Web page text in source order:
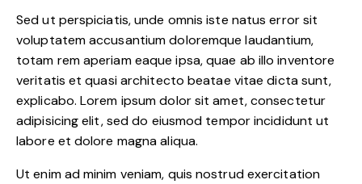
Sed ut perspiciatis, unde omnis iste natus error sit
voluptatem accusantium doloremque laudantium,
totam rem aperiam eaque ipsa, quae ab illo inventore
veritatis et quasi architecto beatae vitae dicta sunt,
explicabo. Lorem ipsum dolor sit amet, consectetur
adipisicing elit, sed do eiusmod tempor incididunt ut
labore et dolore magna aliqua.
Ut enim ad minim veniam, quis nostrud exercitation